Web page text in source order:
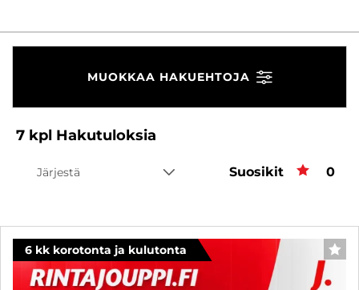
MUOKKAA HAKUEHTOJA
7 kpl Hakutuloksia
Järjestä Suosikit 0
6 kk korotonta ja kulutonta